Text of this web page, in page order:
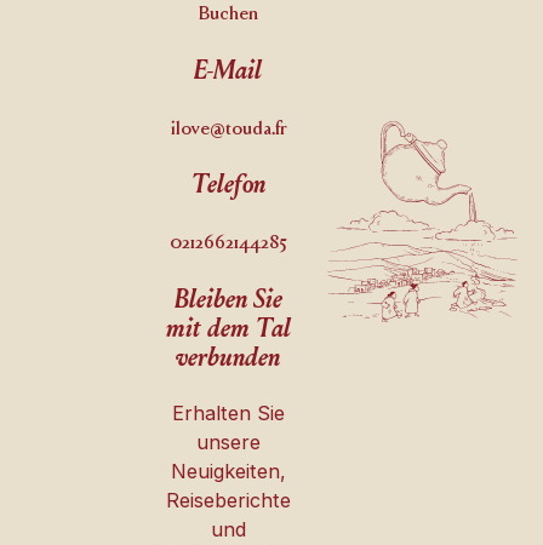
Buchen
E-Mail
ilove@touda.fr
Telefon
0212662144285
Bleiben Sie
mit dem Tal
verbunden
Erhalten Sie
unsere
Neuigkeiten,
Reiseberichte
und